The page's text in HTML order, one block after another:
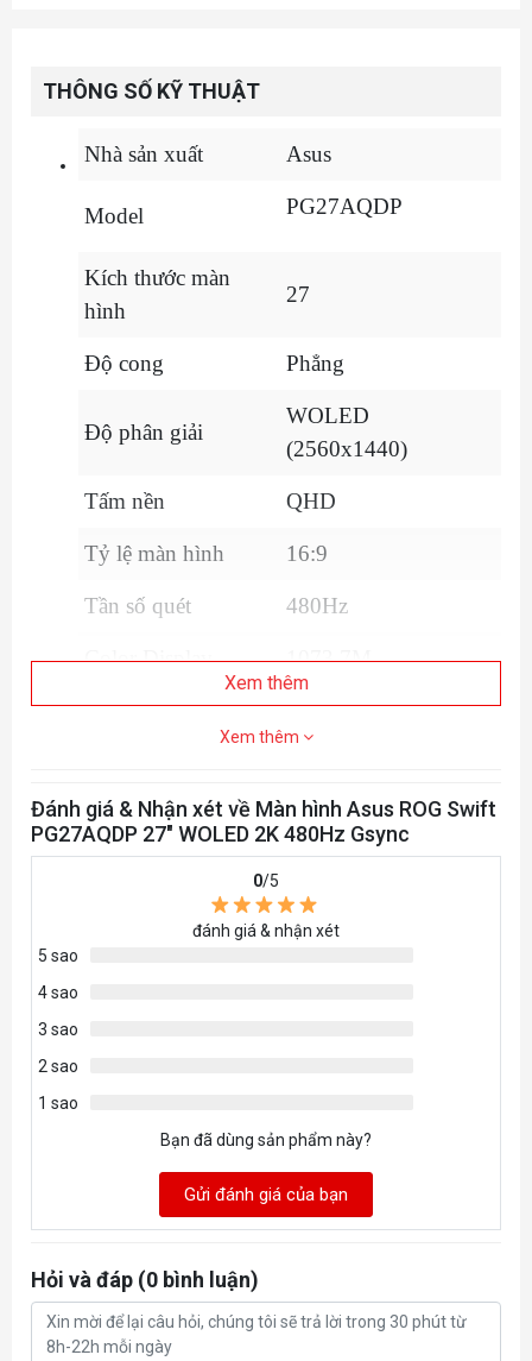
THÔNG SỐ KỸ THUẬT
Nhà sản xuất Asus
Model PG27AQDP
Kích thước màn
hình
27
Độ cong Phẳng
Độ phân giải
WOLED
(2560x1440)
Tấm nền QHD
Tỷ lệ màn hình 16:9
Tần số quét 480Hz
Color Display 1073.7M
135% sRGB
Tốc độ phản hồi 0.03ms GtG
2x HDMI v2.1
Loa màn hình -
Flicker-free
Low Blue Light
AdaptiveSync Display
480Hz
Xem thêm
Xem thêm
Đánh giá & Nhận xét về Màn hình Asus ROG Swift
PG27AQDP 27" WOLED 2K 480Hz Gsync
0/5
đánh giá & nhận xét
5 sao
4 sao
3 sao
2 sao
1 sao
Bạn đã dùng sản phẩm này?
Gửi đánh giá của bạn
Hỏi và đáp (0 bình luận)